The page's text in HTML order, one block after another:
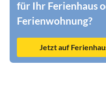
für Ihr Ferienhaus
Ferienwohnung?
Jetzt auf